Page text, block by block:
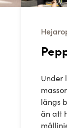
Under
längs
än att